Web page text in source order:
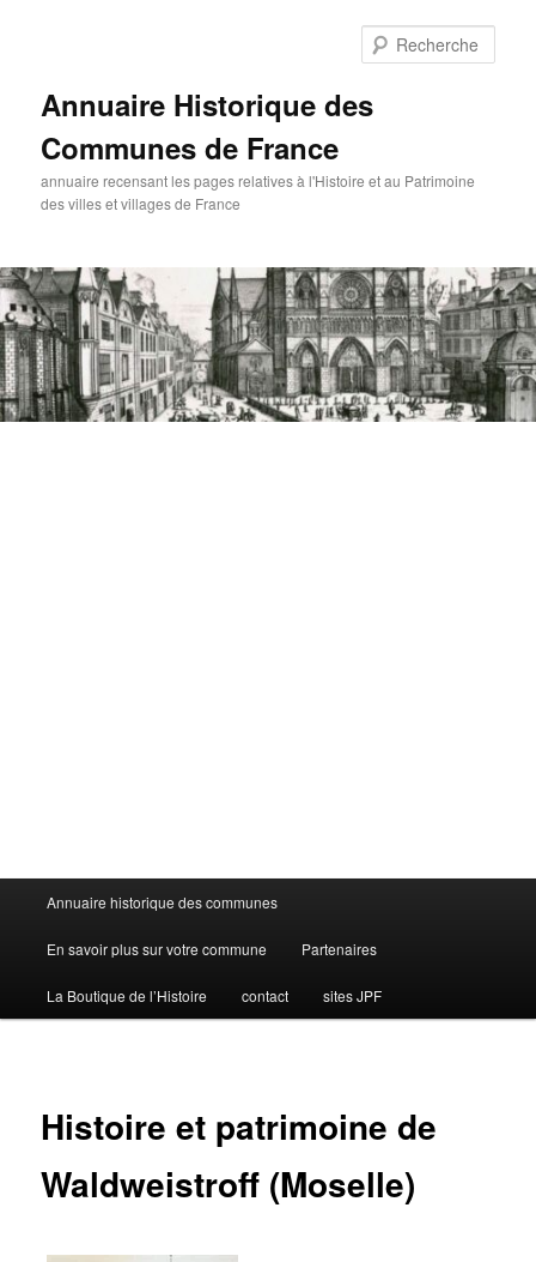
Annuaire Historique des
Communes de France
annuaire recensant les pages relatives à l'Histoire et au Patrimoine
des villes et villages de France
Menu
principal
Annuaire historique des communes
En savoir plus sur votre commune Partenaires
La Boutique de l’Histoire contact sites JPF
Histoire et patrimoine de
Waldweistroff (Moselle)